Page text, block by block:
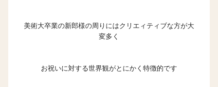
美術大卒業の新郎様の周りにはクリエィティブな方が大
変多く
お祝いに対する世界観がとにかく特徴的です